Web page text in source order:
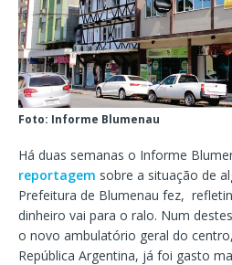
Foto: Informe Blumenau
Há duas semanas o Informe
reportagem sobre a situação de
Prefeitura de Blumenau fez,
dinheiro vai para o ralo. Num
o novo ambulatório geral do
República Argentina, já foi gasto